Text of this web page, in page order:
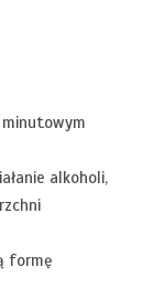
minutowym
alkoholi,
formę